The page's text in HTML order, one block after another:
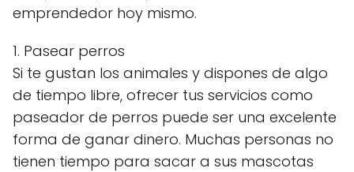
emprendedor hoy mismo.
1. Pasear perros
Si te gustan los animales y dispones de algo
de tiempo libre, ofrecer tus servicios como
paseador de perros puede ser una excelente
forma de ganar dinero. Muchas personas no
tienen tiempo para sacar a sus mascotas